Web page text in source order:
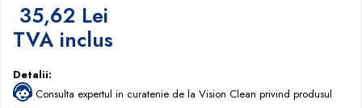
35,62 Lei
TVA inclus
Detalii:
Consulta expertul in curatenie de la Vision Clean privind produsul